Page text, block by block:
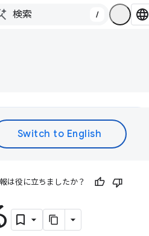
/
は役に立ちましたか？